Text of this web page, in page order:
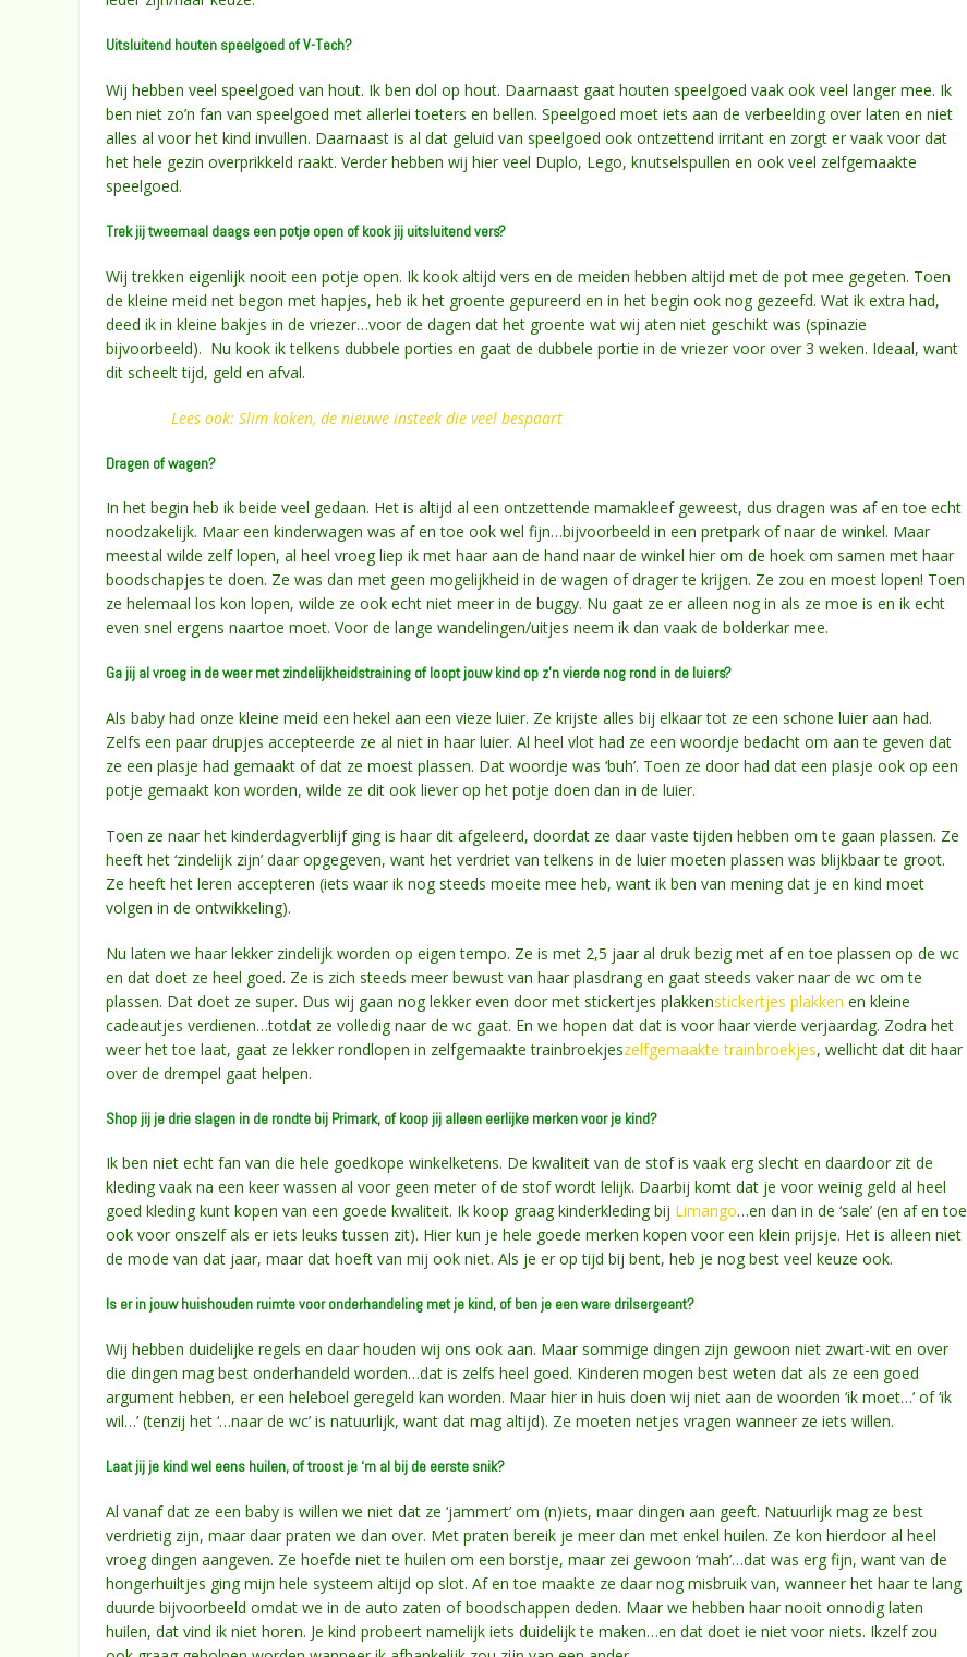
Uitsluitend houten speelgoed of V-Tech?
Wij hebben veel speelgoed van hout. Ik ben dol op hout. Daarnaast gaat houten speelgoed vaak ook veel langer mee. Ik
ben niet zo’n fan van speelgoed met allerlei toeters en bellen. Speelgoed moet iets aan de verbeelding over laten en niet
alles al voor het kind invullen. Daarnaast is al dat geluid van speelgoed ook ontzettend irritant en zorgt er vaak voor dat
het hele gezin overprikkeld raakt. Verder hebben wij hier veel Duplo, Lego, knutselspullen en ook veel zelfgemaakte
speelgoed.
Trek jij tweemaal daags een potje open of kook jij uitsluitend vers?
Wij trekken eigenlijk nooit een potje open. Ik kook altijd vers en de meiden hebben altijd met de pot mee gegeten. Toen
de kleine meid net begon met hapjes, heb ik het groente gepureerd en in het begin ook nog gezeefd. Wat ik extra had,
deed ik in kleine bakjes in de vriezer…voor de dagen dat het groente wat wij aten niet geschikt was (spinazie
bijvoorbeeld). Nu kook ik telkens dubbele porties en gaat de dubbele portie in de vriezer voor over 3 weken. Ideaal, want
dit scheelt tijd, geld en afval.
Lees ook: Slim koken, de nieuwe insteek die veel bespaart
Dragen of wagen?
In het begin heb ik beide veel gedaan. Het is altijd al een ontzettende mamakleef geweest, dus dragen was af en toe echt
noodzakelijk. Maar een kinderwagen was af en toe ook wel fijn…bijvoorbeeld in een pretpark of naar de winkel. Maar
meestal wilde zelf lopen, al heel vroeg liep ik met haar aan de hand naar de winkel hier om de hoek om samen met haar
boodschapjes te doen. Ze was dan met geen mogelijkheid in de wagen of drager te krijgen. Ze zou en moest lopen! Toen
ze helemaal los kon lopen, wilde ze ook echt niet meer in de buggy. Nu gaat ze er alleen nog in als ze moe is en ik echt
even snel ergens naartoe moet. Voor de lange wandelingen/uitjes neem ik dan vaak de bolderkar mee.
Ga jij al vroeg in de weer met zindelijkheidstraining of loopt jouw kind op z’n vierde nog rond in de luiers?
Als baby had onze kleine meid een hekel aan een vieze luier. Ze krijste alles bij elkaar tot ze een schone luier aan had.
Zelfs een paar drupjes accepteerde ze al niet in haar luier. Al heel vlot had ze een woordje bedacht om aan te geven dat
ze een plasje had gemaakt of dat ze moest plassen. Dat woordje was ‘buh’. Toen ze door had dat een plasje ook op een
potje gemaakt kon worden, wilde ze dit ook liever op het potje doen dan in de luier.
Toen ze naar het kinderdagverblijf ging is haar dit afgeleerd, doordat ze daar vaste tijden hebben om te gaan plassen. Ze
heeft het ‘zindelijk zijn’ daar opgegeven, want het verdriet van telkens in de luier moeten plassen was blijkbaar te groot.
Ze heeft het leren accepteren (iets waar ik nog steeds moeite mee heb, want ik ben van mening dat je en kind moet
volgen in de ontwikkeling).
Nu laten we haar lekker zindelijk worden op eigen tempo. Ze is met 2,5 jaar al druk bezig met af en toe plassen op de wc
en dat doet ze heel goed. Ze is zich steeds meer bewust van haar plasdrang en gaat steeds vaker naar de wc om te
plassen. Dat doet ze super. Dus wij gaan nog lekker even door met stickertjes plakkenstickertjes plakken en kleine
cadeautjes verdienen…totdat ze volledig naar de wc gaat. En we hopen dat dat is voor haar vierde verjaardag. Zodra het
weer het toe laat, gaat ze lekker rondlopen in zelfgemaakte trainbroekjeszelfgemaakte trainbroekjes, wellicht dat dit haar
over de drempel gaat helpen.
Shop jij je drie slagen in de rondte bij Primark, of koop jij alleen eerlijke merken voor je kind?
Ik ben niet echt fan van die hele goedkope winkelketens. De kwaliteit van de stof is vaak erg slecht en daardoor zit de
kleding vaak na een keer wassen al voor geen meter of de stof wordt lelijk. Daarbij komt dat je voor weinig geld al heel
goed kleding kunt kopen van een goede kwaliteit. Ik koop graag kinderkleding bij Limango…en dan in de ‘sale’ (en af en toe
ook voor onszelf als er iets leuks tussen zit). Hier kun je hele goede merken kopen voor een klein prijsje. Het is alleen niet
de mode van dat jaar, maar dat hoeft van mij ook niet. Als je er op tijd bij bent, heb je nog best veel keuze ook.
Is er in jouw huishouden ruimte voor onderhandeling met je kind, of ben je een ware drilsergeant?
Wij hebben duidelijke regels en daar houden wij ons ook aan. Maar sommige dingen zijn gewoon niet zwart-wit en over
die dingen mag best onderhandeld worden…dat is zelfs heel goed. Kinderen mogen best weten dat als ze een goed
argument hebben, er een heleboel geregeld kan worden. Maar hier in huis doen wij niet aan de woorden ‘ik moet…’ of ‘ik
wil…’ (tenzij het ‘…naar de wc’ is natuurlijk, want dat mag altijd). Ze moeten netjes vragen wanneer ze iets willen.
Laat jij je kind wel eens huilen, of troost je ‘m al bij de eerste snik?
Al vanaf dat ze een baby is willen we niet dat ze ‘jammert’ om (n)iets, maar dingen aan geeft. Natuurlijk mag ze best
verdrietig zijn, maar daar praten we dan over. Met praten bereik je meer dan met enkel huilen. Ze kon hierdoor al heel
vroeg dingen aangeven. Ze hoefde niet te huilen om een borstje, maar zei gewoon ‘mah’…dat was erg fijn, want van de
hongerhuiltjes ging mijn hele systeem altijd op slot. Af en toe maakte ze daar nog misbruik van, wanneer het haar te lang
duurde bijvoorbeeld omdat we in de auto zaten of boodschappen deden. Maar we hebben haar nooit onnodig laten
huilen, dat vind ik niet horen. Je kind probeert namelijk iets duidelijk te maken…en dat doet ie niet voor niets. Ikzelf zou